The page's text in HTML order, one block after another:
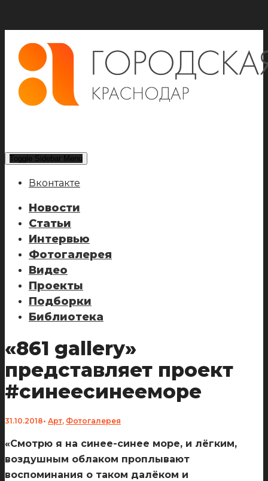
Toggle Sidebar Menu
Вконтакте
Новости
Статьи
Интервью
Фотогалерея
Видео
Проекты
Подборки
Библиотека
«861 gallery»
представляет проект
#синеесинееморе
31.10.2018• Арт, Фотогалерея
«Смотрю я на синее-синее море, и лёгким,
воздушным облаком проплывают
воспоминания о таком далёком и